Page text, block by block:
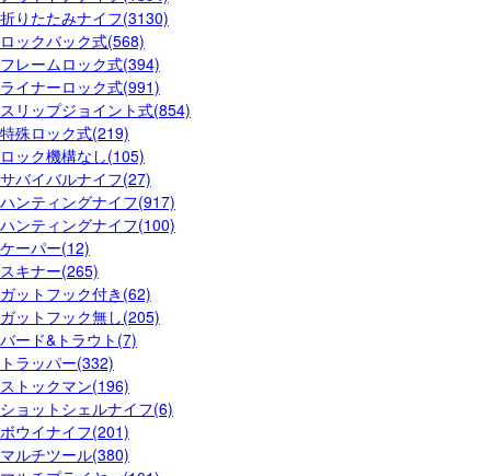
折りたたみナイフ(3130)
ロックバック式(568)
フレームロック式(394)
ライナーロック式(991)
スリップジョイント式(854)
特殊ロック式(219)
ロック機構なし(105)
サバイバルナイフ(27)
ハンティングナイフ(917)
ハンティングナイフ(100)
ケーパー(12)
スキナー(265)
ガットフック付き(62)
ガットフック無し(205)
バード&トラウト(7)
トラッパー(332)
ストックマン(196)
ショットシェルナイフ(6)
ボウイナイフ(201)
マルチツール(380)